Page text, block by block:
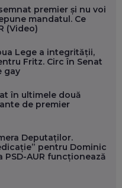
PATRIA BANK: AUTOMATIZĂM
CÂND PICĂ BAZA DE DATE, LA
CONSTRUIEȘTI O COMPANIE
LEGĂTURA CU COMUNITATEA
PE SCENĂ, INVITATUL
DE LA CEILALȚI. VIN JASON
premier și nu voi
mandatul. Ce
(Video)
Lege a integrității,
Fritz. Circ în Senat
gay
în ultimele două
de premier
Deputaților.
pentru Dominic
PSD-AUR funcționează